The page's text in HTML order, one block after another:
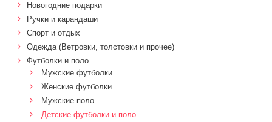
Новогодние подарки
Ручки и карандаши
Спорт и отдых
Одежда (Ветровки, толстовки и прочее)
Футболки и поло
Мужские футболки
Женские футболки
Мужские поло
Детские футболки и поло